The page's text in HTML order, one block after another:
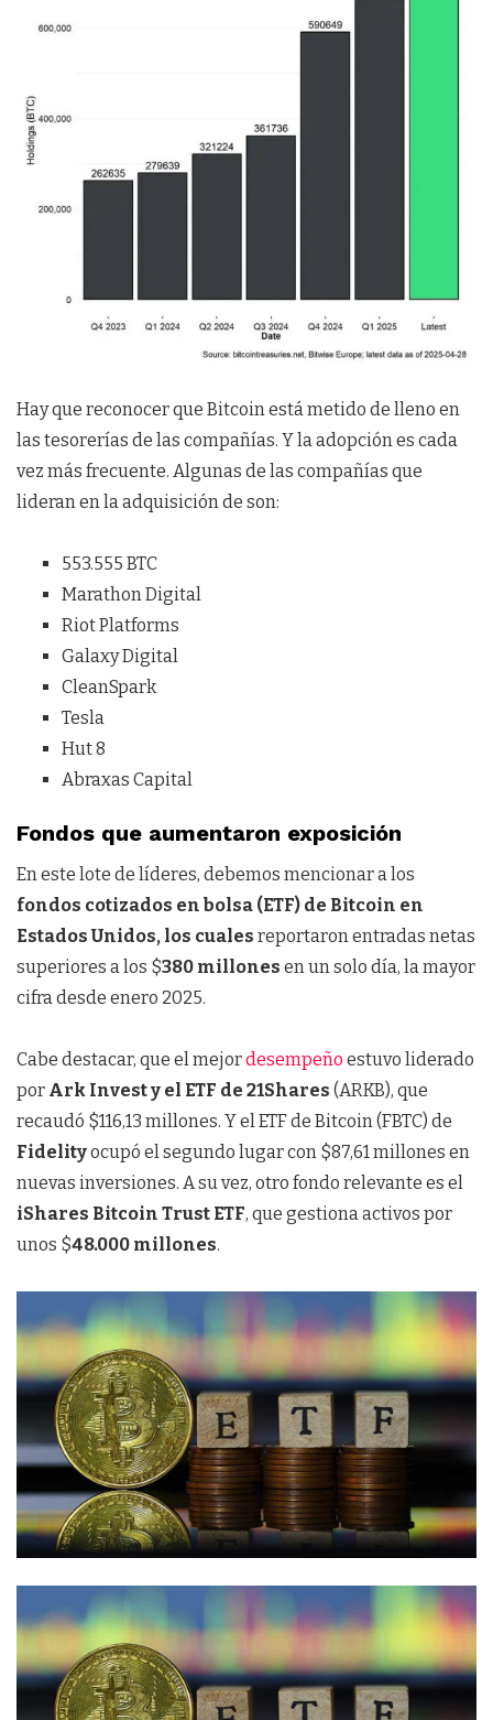
Hay que reconocer que Bitcoin está metido de lleno en
las tesorerías de las compañías. Y la adopción es cada
vez más frecuente. Algunas de las compañías que
lideran en la adquisición de son:
553.555 BTC
Marathon Digital
Riot Platforms
Galaxy Digital
CleanSpark
Tesla
Hut 8
Abraxas Capital
Fondos que aumentaron exposición
En este lote de líderes, debemos mencionar a los
fondos cotizados en bolsa (ETF) de Bitcoin en
Estados Unidos, los cuales reportaron entradas netas
superiores a los $380 millones en un solo día, la mayor
cifra desde enero 2025.
Cabe destacar, que el mejordesempeño estuvo liderado
por Ark Invest y el ETF de 21Shares (ARKB), que
recaudó $116,13 millones. Y el ETF de Bitcoin (FBTC) de
Fidelityocupó el segundo lugar con $87,61 millones en
nuevas inversiones. A su vez, otro fondo relevante es el
iShares Bitcoin Trust ETF, que gestiona activos por
unos $48.000 millones.